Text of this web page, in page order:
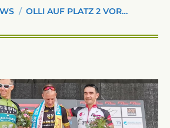
OLLI AUF PLATZ 2 VOR…